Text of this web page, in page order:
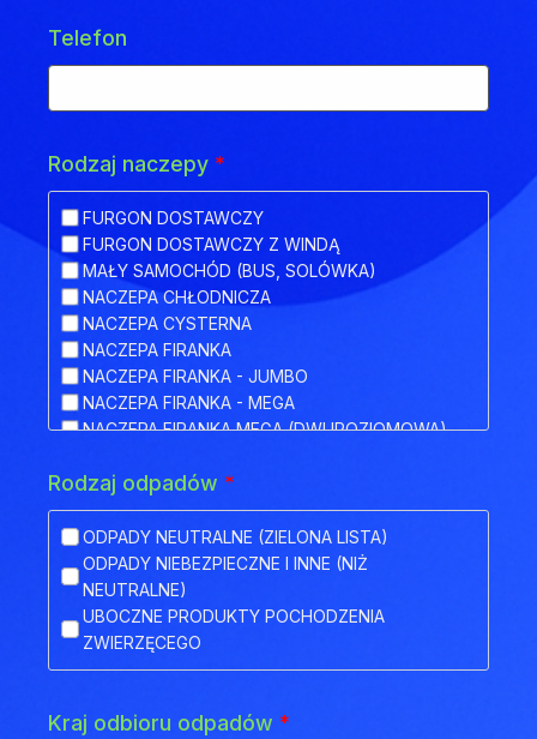
Telefon
Rodzaj naczepy *
FURGON DOSTAWCZY
FURGON DOSTAWCZY Z WINDĄ
MAŁY SAMOCHÓD (BUS, SOLÓWKA)
NACZEPA CHŁODNICZA
NACZEPA CYSTERNA
NACZEPA FIRANKA
NACZEPA FIRANKA - JUMBO
NACZEPA FIRANKA - MEGA
NACZEPA FIRANKA MEGA (DWUPOZIOMOWA)
NACZEPA HAKOWA Z PRZYCZEPĄ
NACZEPA IZOTERMA
NACZEPA KŁONICOWA
NACZEPA KONTENEROWA
NACZEPA MEGA (NISKOPODWOZIOWA)
NACZEPA NISKOPODWOZIOWA
NACZEPA NISKOPODWOZIOWA Z OBNIŻONYM
POKŁADEM
NACZEPA PLATFORMA
Rodzaj odpadów *
ODPADY NEUTRALNE (ZIELONA LISTA)
ODPADY NIEBEZPIECZNE I INNE (NIŻ
NEUTRALNE)
UBOCZNE PRODUKTY POCHODZENIA
ZWIERZĘCEGO
Kraj odbioru odpadów *